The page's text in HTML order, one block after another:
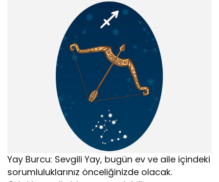
Yay Burcu: Sevgili Yay, bugün ev ve aile içindeki
sorumluluklarınız önceliğinizde olacak.